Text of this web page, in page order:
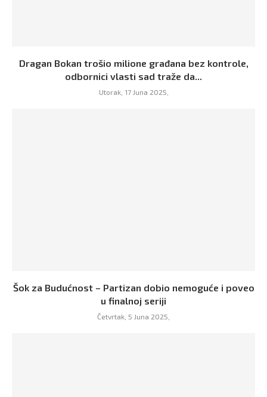
Dragan Bokan trošio milione građana bez kontrole,
odbornici vlasti sad traže da...
Utorak, 17 Juna 2025,
Šok za Budućnost – Partizan dobio nemoguće i poveo
u finalnoj seriji
Četvrtak, 5 Juna 2025,